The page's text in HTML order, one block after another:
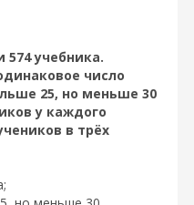
574 учебника.
число
25, но меньше 30
у каждого
в трёх